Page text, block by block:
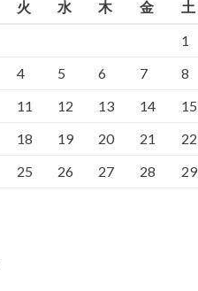
火 水 木 金 土
1
4 5 6 7 8
11 12 13 14 15
18 19 20 21 22
25 26 27 28 29